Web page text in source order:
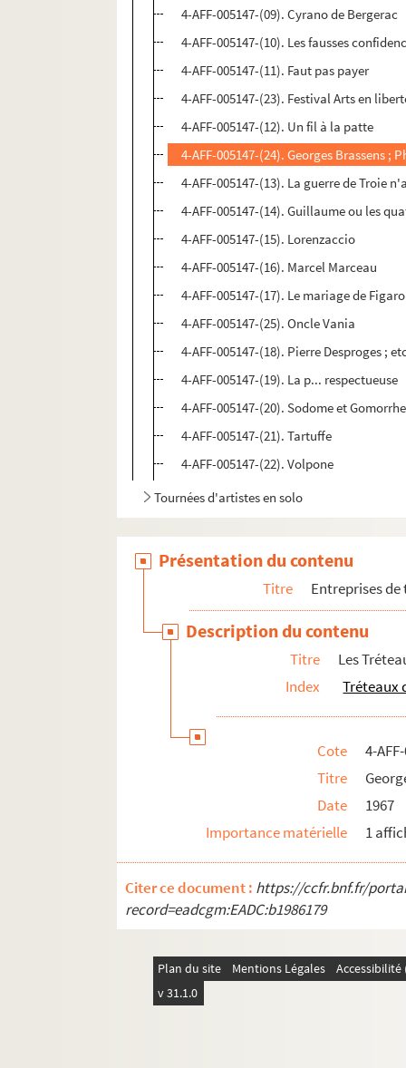
4-AFF-005147-(09). Cyrano de Bergerac
4-AFF-005147-(10). Les fausses
4-AFF-005147-(11). Faut pas payer
4-AFF-005147-(23). Festival Arts en
4-AFF-005147-(12). Un fil à la patte
4-AFF-005147-(24). Georges Brassens ;
4-AFF-005147-(13). La guerre de Troie
4-AFF-005147-(14). Guillaume ou les
4-AFF-005147-(15). Lorenzaccio
4-AFF-005147-(16). Marcel Marceau
4-AFF-005147-(17). Le mariage de Figaro
4-AFF-005147-(25). Oncle Vania
4-AFF-005147-(18). Pierre Desproges ;
4-AFF-005147-(19). La p... respectueuse
4-AFF-005147-(20). Sodome et Gomorrhe
4-AFF-005147-(21). Tartuffe
4-AFF-005147-(22). Volpone
Tournées d'artistes en solo
Présentation du contenu
Titre Entreprises
Description du contenu
Titre
Les
Index
Tréteaux
Cote
4-
Titre
Date
1967
Importance matérielle
1
Citer ce document : https://ccfr.bnf.fr/
record=eadcgm:EADC:b1986179
Plan du site Mentions Légales
v 31.1.0